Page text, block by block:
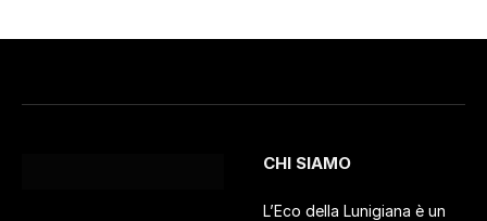
CHI SIAMO
L’Eco della Lunigiana è un